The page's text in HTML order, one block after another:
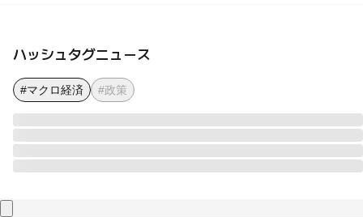
ハッシュタグニュース
#マクロ経済 #政策